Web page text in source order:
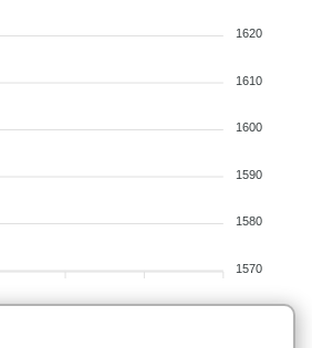
1620
1610
1600
1590
1580
1570